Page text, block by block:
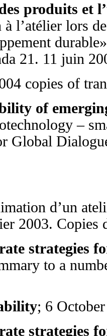
produits et
l’atélier lors
21. 11 juin
copies of
of
–
Global
d’un
2003. Copies
strategies
to a
; 6
strategies